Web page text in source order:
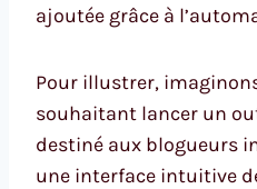
ajoutée grâce à
Pour illustrer,
souhaitant lancer un
destiné aux blogueurs
une interface intuitive